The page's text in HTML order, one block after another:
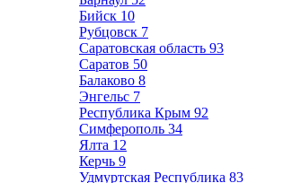
Бийск 10
Рубцовск 7
Саратовская область 93
Саратов 50
Балаково 8
Энгельс 7
Республика Крым 92
Симферополь 34
Ялта 12
Керчь 9
Удмуртская Республика 83